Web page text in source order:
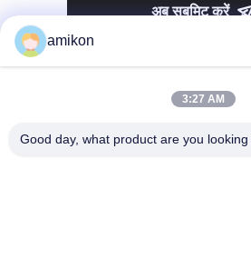
अब सबमिट करें
amikon
3:27 AM
Good day, what product are you